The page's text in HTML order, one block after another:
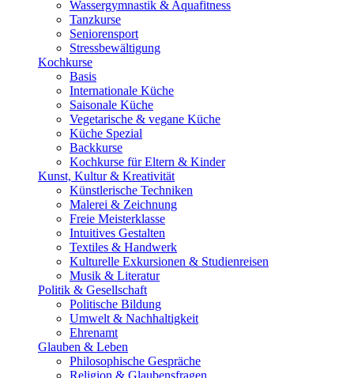
Wassergymnastik & Aquafitness
Tanzkurse
Seniorensport
Stressbewältigung
Kochkurse
Basis
Internationale Küche
Saisonale Küche
Vegetarische & vegane Küche
Küche Spezial
Backkurse
Kochkurse für Eltern & Kinder
Kunst, Kultur & Kreativität
Künstlerische Techniken
Malerei & Zeichnung
Freie Meisterklasse
Intuitives Gestalten
Textiles & Handwerk
Kulturelle Exkursionen & Studienreisen
Musik & Literatur
Politik & Gesellschaft
Politische Bildung
Umwelt & Nachhaltigkeit
Ehrenamt
Glauben & Leben
Philosophische Gespräche
Religion & Glaubensfragen